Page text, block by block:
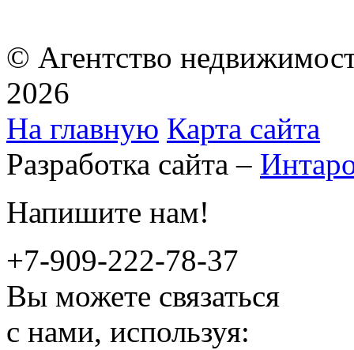
© Агентство
2026
На главную Карта сайта
Разработка сайта –
Напишите нам!
+7-909-222-78-37
Вы можете связаться
с нами, используя: